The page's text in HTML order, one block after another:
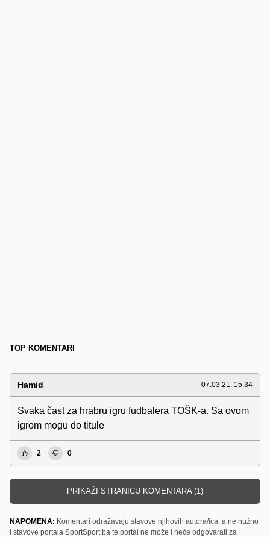
TOP KOMENTARI
Hamid 07.03.21. 15:34
Svaka čast za hrabru igru fudbalera TOŠK-a. Sa ovom
igrom mogu do titule
2 0
PRIKAŽI STRANICU KOMENTARA (1)
NAPOMENA: Komentari odražavaju stavove njihovih autora/ica, a ne nužno
i stavove portala SportSport.ba te portal ne može i neće odgovarati za